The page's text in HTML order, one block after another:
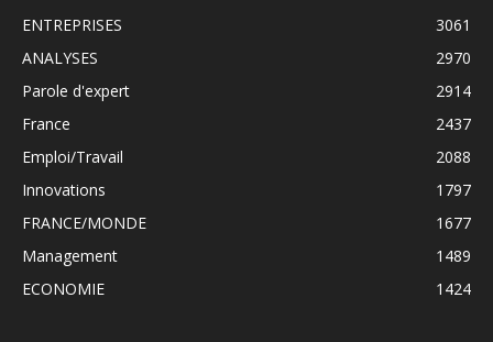
ENTREPRISES
3061
ANALYSES
2970
Parole d'expert
2914
France
2437
Emploi/Travail
2088
Innovations
1797
FRANCE/MONDE
1677
Management
1489
ECONOMIE
1424